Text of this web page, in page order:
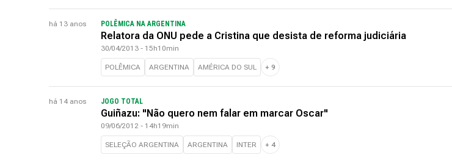
há 13 anos POLÊMICA NA ARGENTINA
Relatora da ONU pede a Cristina que desista de reforma judiciária
30/04/2013 - 15h10min
POLÊMICA ARGENTINA AMÉRICA DO SUL + 9
há 14 anos JOGO TOTAL
Guiñazu: "Não quero nem falar em marcar Oscar"
09/06/2012 - 14h19min
SELEÇÃO ARGENTINA ARGENTINA INTER + 4